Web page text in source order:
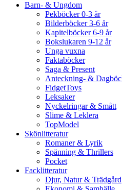
Barn- & Ungdom
Pekböcker 0-3 år
Bilderböcker 3-6 år
Kapitelböcker 6-9 år
Bokslukaren 9-12 år
Unga vuxna
Faktaböcker
Saga & Present
Anteckning- &
FidgetToys
Leksaker
Nyckelringar & Smått
Slime & Leklera
TopModel
Skönlitteratur
Romaner & Lyrik
Spänning & Thrillers
Pocket
Facklitteratur
Djur, Natur & Trädgård